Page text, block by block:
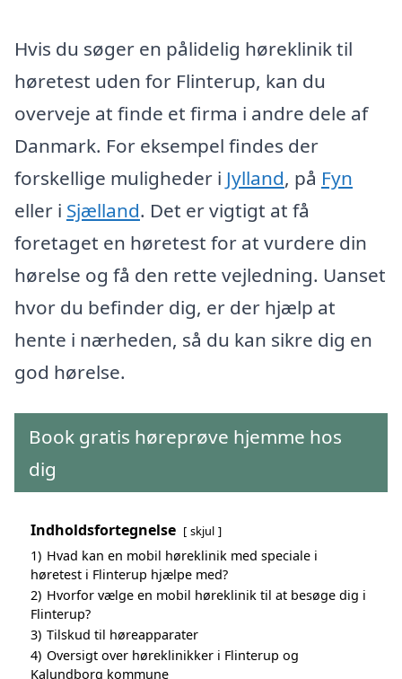
Hvis du søger en pålidelig høreklinik til
høretest uden for Flinterup, kan du
overveje at finde et firma i andre dele af
Danmark. For eksempel findes der
forskellige muligheder i Jylland, på Fyn
eller i Sjælland. Det er vigtigt at få
foretaget en høretest for at vurdere din
hørelse og få den rette vejledning. Uanset
hvor du befinder dig, er der hjælp at
hente i nærheden, så du kan sikre dig en
god hørelse.
Book gratis høreprøve hjemme hos
dig
Indholdsfortegnelse skjul
1) Hvad kan en mobil høreklinik med speciale i
høretest i Flinterup hjælpe med?
2) Hvorfor vælge en mobil høreklinik til at besøge dig i
Flinterup?
3) Tilskud til høreapparater
4) Oversigt over høreklinikker i Flinterup og
Kalundborg kommune